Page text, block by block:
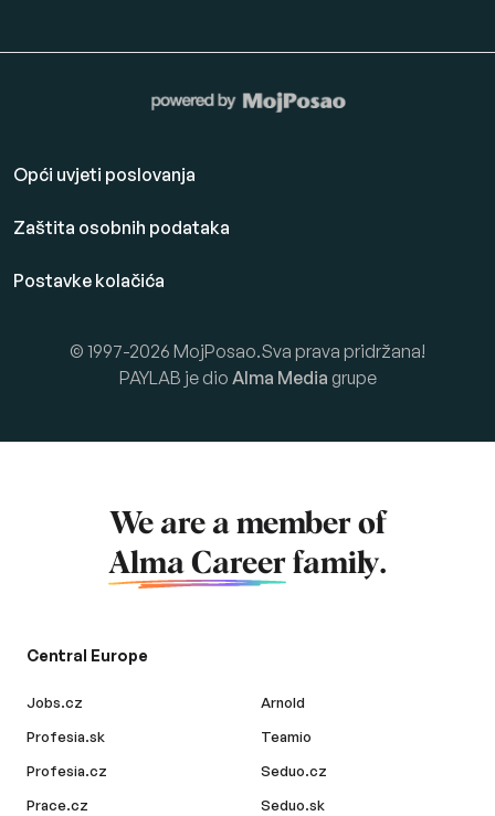
Opći uvjeti poslovanja
Zaštita osobnih podataka
Postavke kolačića
© 1997-2026 MojPosao.Sva prava pridržana!
PAYLAB je dio Alma Media grupe
We are a member of
Alma Career family.
Central Europe
Jobs.cz
Profesia.sk
Profesia.cz
Prace.cz
Arnold
Teamio
Seduo.cz
Seduo.sk